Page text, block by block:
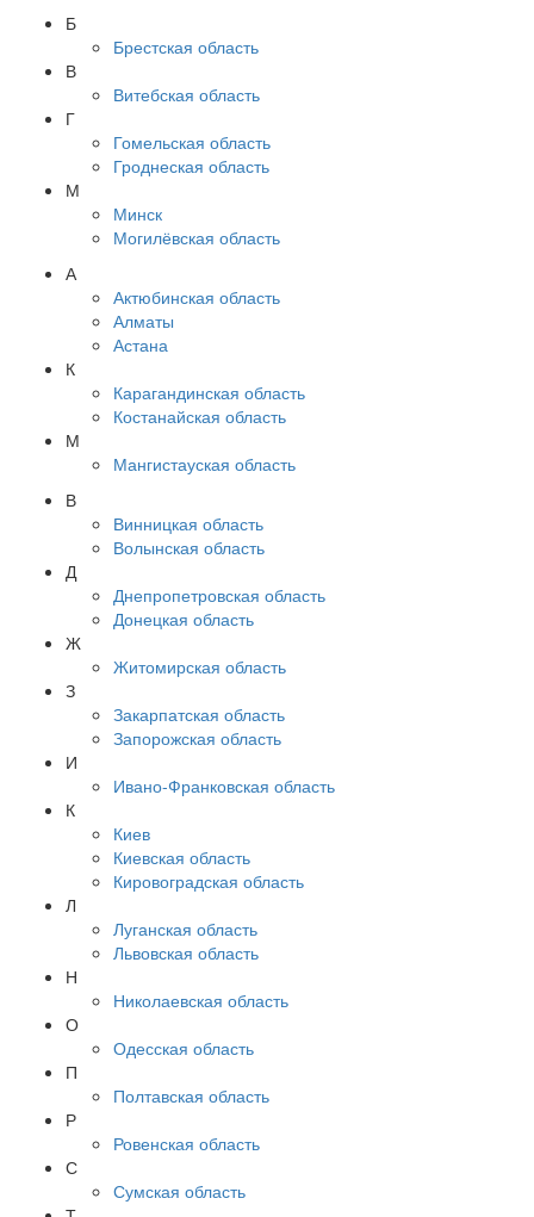
Б
Брестская область
В
Витебская область
Г
Гомельская область
Гроднеская область
М
Минск
Могилёвская область
А
Актюбинская область
Алматы
Астана
К
Карагандинская область
Костанайская область
М
Мангистауская область
В
Винницкая область
Волынская область
Д
Днепропетровская область
Донецкая область
Ж
Житомирская область
З
Закарпатская область
Запорожская область
И
Ивано-Франковская область
К
Киев
Киевская область
Кировоградская область
Л
Луганская область
Львовская область
Н
Николаевская область
О
Одесская область
П
Полтавская область
Р
Ровенская область
С
Сумская область